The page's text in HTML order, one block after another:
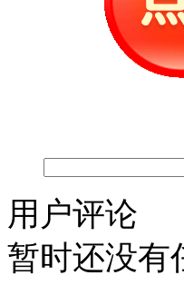
用户评论
暂时还没有